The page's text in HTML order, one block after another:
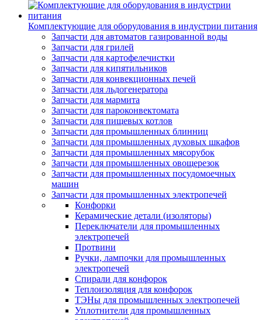
Комплектующие для оборудования в индустрии питания
Запчасти для автоматов газированной воды
Запчасти для грилей
Запчасти для картофелечистки
Запчасти для кипятильников
Запчасти для конвекционных печей
Запчасти для льдогенератора
Запчасти для мармита
Запчасти для пароконвектомата
Запчасти для пищевых котлов
Запчасти для промышленных блинниц
Запчасти для промышленных духовых шкафов
Запчасти для промышленных мясорубок
Запчасти для промышленных овощерезок
Запчасти для промышленных посудомоечных
машин
Запчасти для промышленных электропечей
Конфорки
Керамические детали (изоляторы)
Переключатели для промышленных
электропечей
Протвини
Ручки, лампочки для промышленных
электропечей
Спирали для конфорок
Теплоизоляция для конфорок
ТЭНы для промышленных электропечей
Уплотнители для промышленных